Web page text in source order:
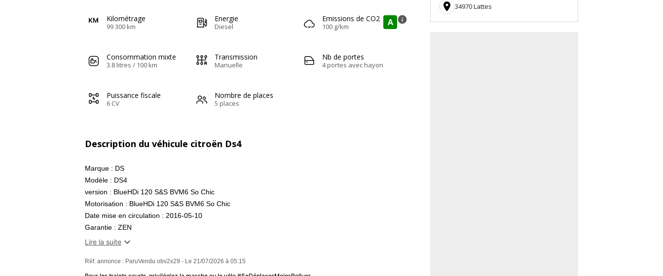
Kilométrage
99 300 km
Energie
Diesel
Emissions de CO2
100 g/km A info
Consommation mixte
3.8 litres / 100 km
Transmission
Manuelle
Nb de portes
4 portes avec hayon
Puissance fiscale
6 CV
Nombre de places
5 places
Description du véhicule citroën Ds4
Marque : DS
Modèle : DS4
version : BlueHDi 120 S&S BVM6 So Chic
Motorisation : BlueHDi 120 S&S BVM6 So Chic
Date mise en circulation : 2016-05-10
Garantie : ZEN
Type de garantie : 12 mois
Puissance fiscale : 6
Lire la suite 
Réf. annonce : ParuVendu obv2x29 - Le 21/07/2026 à 05:15
 34970 Lattes